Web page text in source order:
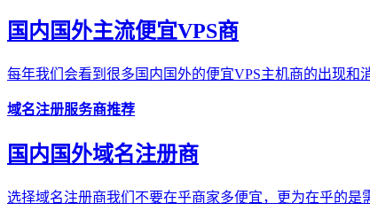
国内国外主流便宜VPS商
每年我们会看到很多国内国外的便宜VPS主机商的出现
域名注册服务商推荐
国内国外域名注册商
选择域名注册商我们不要在乎商家多便宜，更为在乎的